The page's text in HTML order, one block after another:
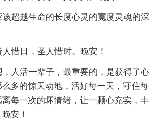
超越生命的长度心灵的寬度灵魂的深
惜日，圣人惜时。晚安！
人活一辈子，最重要的，是获得了心
多的惊天动地，活好每一天，守住每
每一次的坏情绪，让一颗心充实，丰
安！